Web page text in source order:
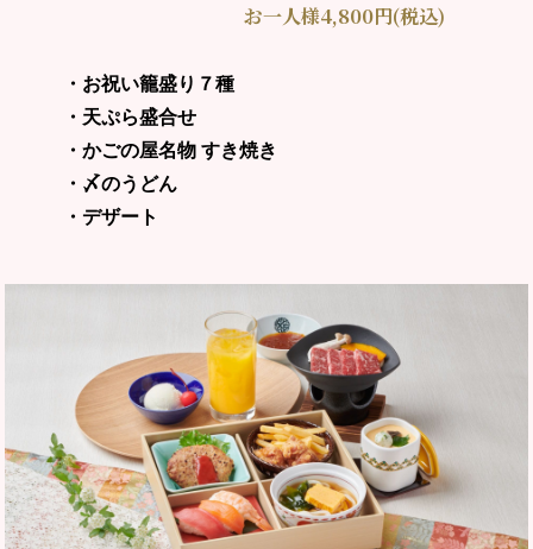
お一人様4,800円(税込)
・お祝い籠盛り７種
・天ぷら盛合せ
・かごの屋名物 すき焼き
・〆のうどん
・デザート